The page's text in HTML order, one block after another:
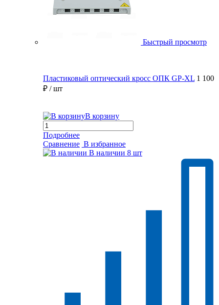
Быстрый просмотр
Пластиковый оптический кросс ОПК GP-XL 1 100
₽ / шт
В корзину
Подробнее
Сравнение В избранное
В наличии 8 шт